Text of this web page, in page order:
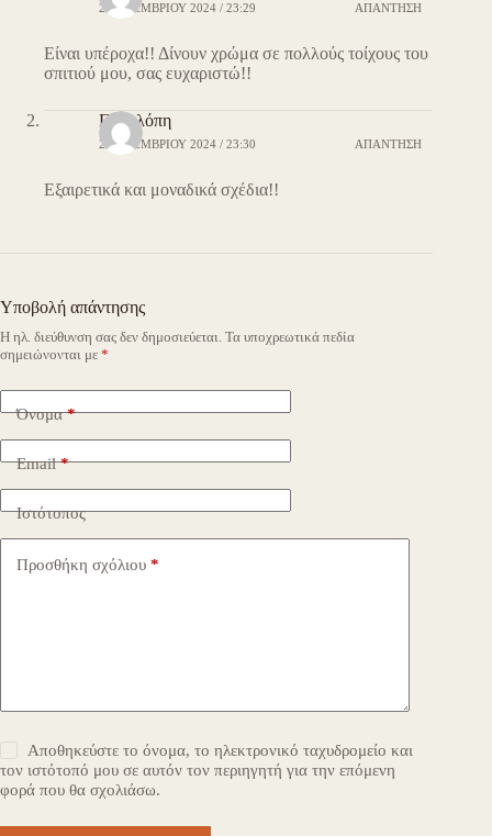
26 ΝΟΕΜΒΡΊΟΥ 2024 / 23:29 ΑΠΆΝΤΗΣΗ
Είναι υπέροχα!! Δίνουν χρώμα σε πολλούς τοίχους του
σπιτιού μου, σας ευχαριστώ!!
Πηνελόπη
26 ΝΟΕΜΒΡΊΟΥ 2024 / 23:30 ΑΠΆΝΤΗΣΗ
Εξαιρετικά και μοναδικά σχέδια!!
Υποβολή απάντησης
Η ηλ. διεύθυνση σας δεν δημοσιεύεται. Τα υποχρεωτικά πεδία
σημειώνονται με *
Όνομα*
Email*
Ιστότοπος
Προσθήκη σχόλιου *
Αποθηκεύστε το όνομα, το ηλεκτρονικό ταχυδρομείο και
τον ιστότοπό μου σε αυτόν τον περιηγητή για την επόμενη
φορά που θα σχολιάσω.